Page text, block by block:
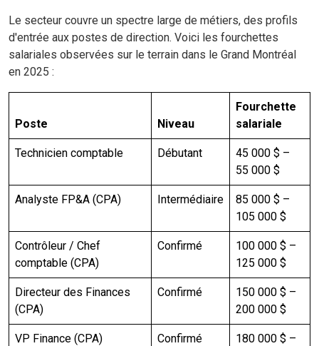
Le secteur couvre un spectre large de métiers, des profils
d'entrée aux postes de direction. Voici les fourchettes
salariales observées sur le terrain dans le Grand Montréal
en 2025 :
Poste Niveau
Fourchette
salariale
Technicien comptable Débutant
45 000 $ –
55 000 $
Analyste FP&A (CPA) Intermédiaire
85 000 $ –
105 000 $
Contrôleur / Chef
comptable (CPA)
Confirmé
100 000 $ –
125 000 $
Directeur des Finances
(CPA)
Confirmé
150 000 $ –
200 000 $
VP Finance (CPA) Confirmé
180 000 $ –